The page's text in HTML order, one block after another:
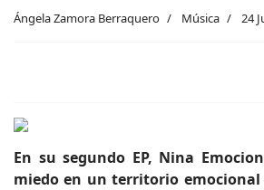
Ángela Zamora Berraquero Música 24
En su segundo EP, Nina
miedo en un territorio emocional